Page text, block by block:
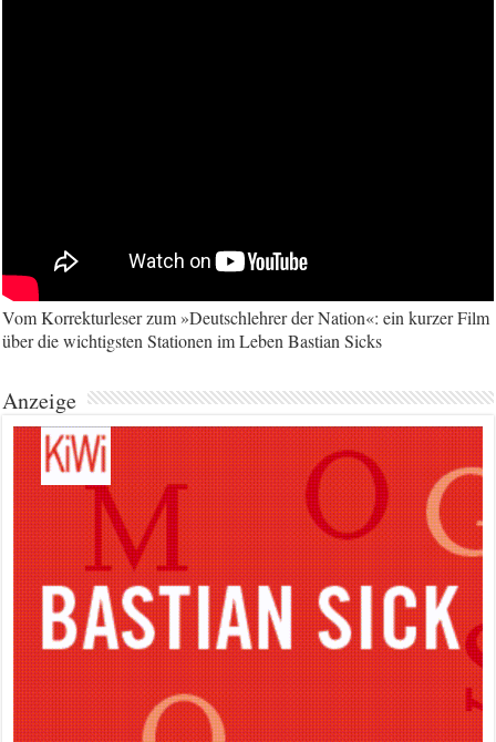
Vom Korrekturleser zum »Deutschlehrer der Nation«: ein kurzer Film
über die wichtigsten Stationen im Leben Bastian Sicks
Anzeige